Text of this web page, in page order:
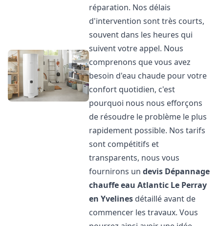
réparation. Nos délais
d'intervention sont très courts,
souvent dans les heures qui
suivent votre appel. Nous
comprenons que vous avez
besoin d'eau chaude pour votre
confort quotidien, c'est
pourquoi nous nous efforçons
de résoudre le problème le plus
rapidement possible. Nos tarifs
sont compétitifs et
transparents, nous vous
fournirons undevis Dépannage
chauffe eau Atlantic Le Perray
en Yvelines détaillé avant de
commencer les travaux. Vous